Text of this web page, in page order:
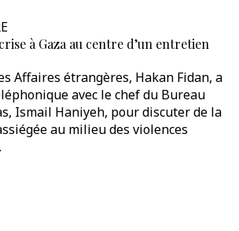
à Gaza au centre d’un entretien
Affaires étrangères, Hakan Fidan, a
avec le chef du Bureau
Ismail Haniyeh, pour discuter de la
au milieu des violences